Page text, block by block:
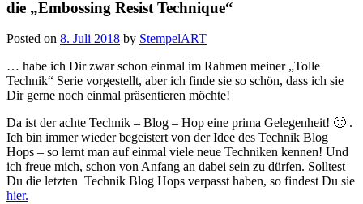
die „Embossing Resist Technique“
Posted on 8. Juli 2018 by StempelART
… habe ich Dir zwar schon einmal im Rahmen meiner „Tolle
Technik“ Serie vorgestellt, aber ich finde sie so schön, dass ich sie
Dir gerne noch einmal präsentieren möchte!
Da ist der achte Technik – Blog – Hop eine prima Gelegenheit! 🙂 .
Ich bin immer wieder begeistert von der Idee des Technik Blog
Hops – so lernt man auf einmal viele neue Techniken kennen! Und
ich freue mich, schon von Anfang an dabei sein zu dürfen. Solltest
Du die letzten Technik Blog Hops verpasst haben, so findest Du sie
hier.